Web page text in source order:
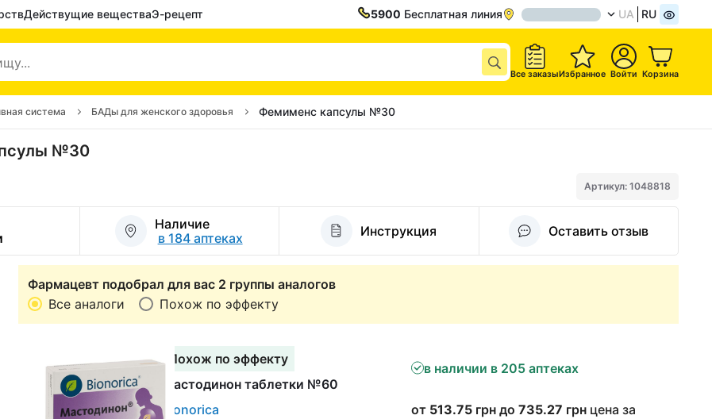
Действущие веществаЭ-рецепт 5900 Бесплатная линия UA RU
Все заказыИзбранное Войти Корзина
система БАДы для женского здоровья Фемименс капсулы №30
№30
Артикул: 1048818
Наличие
в 184 аптеках
Инструкция Оставить отзыв
Фармацевт подобрал для вас 2 группы аналогов
Все аналоги
Похож по эффекту
Похож по эффекту
Мастодинон таблетки №60
Bionorica
в наличии в 205 аптеках
от 513.75грн до 735.27 грн цена за